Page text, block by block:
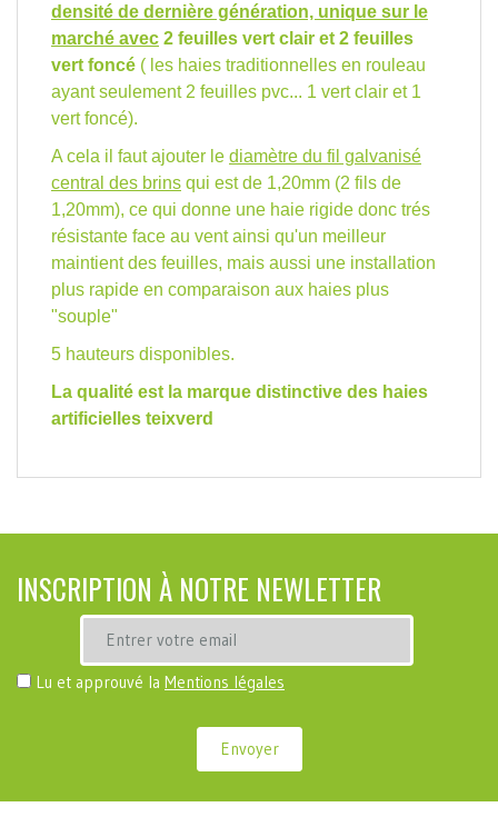
densité de dernière génération, unique sur le
marché avec 2 feuilles vert clair et 2 feuilles
vert foncé ( les haies traditionnelles en rouleau
ayant seulement 2 feuilles pvc... 1 vert clair et 1
vert foncé).
A cela il faut ajouter le diamètre du fil galvanisé
central des brins qui est de 1,20mm (2 fils de
1,20mm), ce qui donne une haie rigide donc trés
résistante face au vent ainsi qu'un meilleur
maintient des feuilles, mais aussi une installation
plus rapide en comparaison aux haies plus
"souple"
5 hauteurs disponibles.
La qualité est la marque distinctive des haies
artificielles teixverd
INSCRIPTION À NOTRE NEWLETTER
Lu et approuvé la Mentions légales